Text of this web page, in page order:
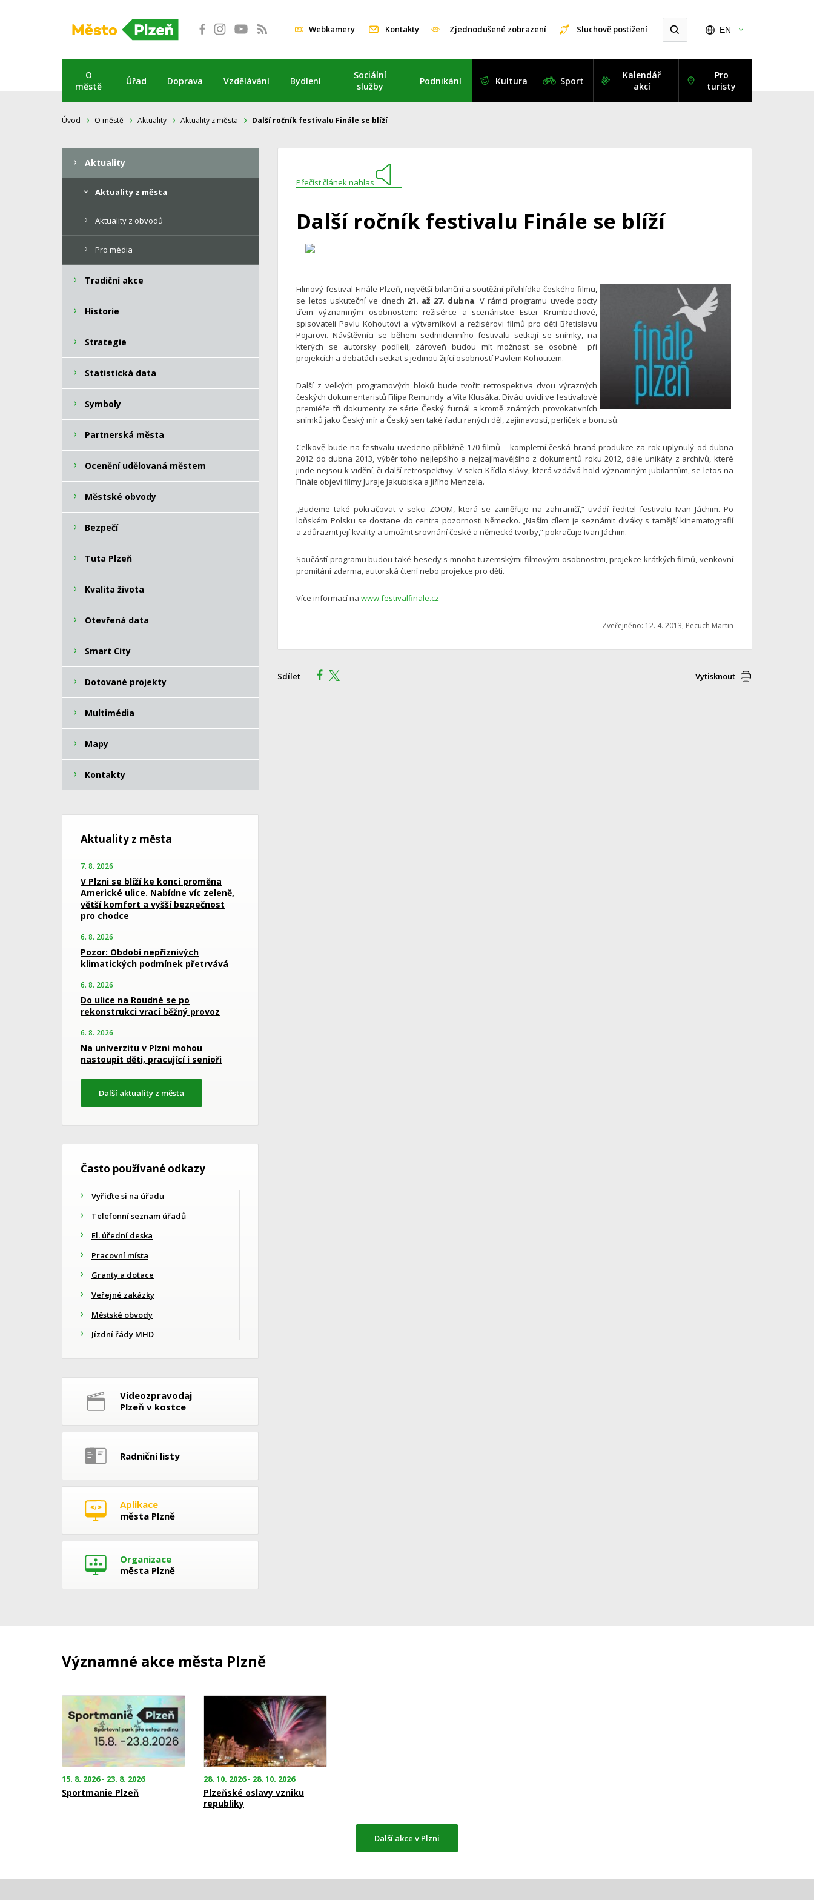
Webkamery Kontakty Zjednodušené zobrazení Sluchově postižení EN
O
městě
Úřad Doprava Vzdělávání Bydlení
Sociální
služby
Podnikání Kultura Sport
Kalendář
akcí
Pro
turisty
Úvod O městě Aktuality Aktuality z města Další ročník festivalu Finále se blíží
Přečíst článek nahlas
Další ročník festivalu Finále se blíží
Filmový festival Finále Plzeň, největší bilanční a soutěžní přehlídka českého filmu,
se letos uskuteční ve dnech 21. až 27. dubna. V rámci programu uvede pocty
třem významným osobnostem: režisérce a scenáristce Ester Krumbachové,
spisovateli Pavlu Kohoutovi a výtvarníkovi a režisérovi filmů pro děti Břetislavu
Pojarovi. Návštěvníci se během sedmidenního festivalu setkají se snímky, na
kterých se autorsky podíleli, zároveň budou mít možnost se osobně při
projekcích a debatách setkat s jedinou žijící osobností Pavlem Kohoutem.
Další z velkých programových bloků bude tvořit retrospektiva dvou výrazných
českých dokumentaristů Filipa Remundy a Víta Klusáka. Diváci uvidí ve festivalové
premiéře tři dokumenty ze série Český žurnál a kromě známých provokativních
snímků jako Český mír a Český sen také řadu raných děl, zajímavostí, perliček a bonusů.
Celkově bude na festivalu uvedeno přibližně 170 filmů – kompletní česká hraná produkce za rok uplynulý od dubna
2012 do dubna 2013, výběr toho nejlepšího a nejzajímavějšího z dokumentů roku 2012, dále unikáty z archivů, které
jinde nejsou k vidění, či další retrospektivy. V sekci Křídla slávy, která vzdává hold významným jubilantům, se letos na
Finále objeví filmy Juraje Jakubiska a Jiřího Menzela.
„Budeme také pokračovat v sekci ZOOM, která se zaměřuje na zahraničí,“ uvádí ředitel festivalu Ivan Jáchim. Po
loňském Polsku se dostane do centra pozornosti Německo. „Naším cílem je seznámit diváky s tamější kinematografií
a zdůraznit její kvality a umožnit srovnání české a německé tvorby,“ pokračuje Ivan Jáchim.
Součástí programu budou také besedy s mnoha tuzemskými filmovými osobnostmi, projekce krátkých filmů, venkovní
promítání zdarma, autorská čtení nebo projekce pro děti.
Více informací nawww.festivalfinale.cz
Zveřejněno: 12. 4. 2013, Pecuch Martin
Sdílet Vytisknout
Aktuality
Aktuality z města
Aktuality z obvodů
Pro média
Tradiční akce
Historie
Strategie
Statistická data
Symboly
Partnerská města
Ocenění udělovaná městem
Městské obvody
Bezpečí
Tuta Plzeň
Kvalita života
Otevřená data
Smart City
Dotované projekty
Multimédia
Mapy
Kontakty
Aktuality z města
7. 8. 2026
V Plzni se blíží ke konci proměna
Americké ulice. Nabídne víc zeleně,
větší komfort a vyšší bezpečnost
pro chodce
6. 8. 2026
Pozor: Období nepříznivých
klimatických podmínek přetrvává
6. 8. 2026
Do ulice na Roudné se po
rekonstrukci vrací běžný provoz
6. 8. 2026
Na univerzitu v Plzni mohou
nastoupit děti, pracující i senioři
Další aktuality z města
Často používané odkazy
Vyřiďte si na úřadu
Telefonní seznam úřadů
El. úřední deska
Pracovní místa
Granty a dotace
Veřejné zakázky
Městské obvody
Jízdní řády MHD
Videozpravodaj
Plzeň v kostce
Radniční listy
Aplikace
města Plzně
Organizace
města Plzně
Významné akce města Plzně
15. 8. 2026 - 23. 8. 2026
Sportmanie Plzeň
28. 10. 2026 - 28. 10. 2026
Plzeňské oslavy vzniku
republiky
Další akce v Plzni